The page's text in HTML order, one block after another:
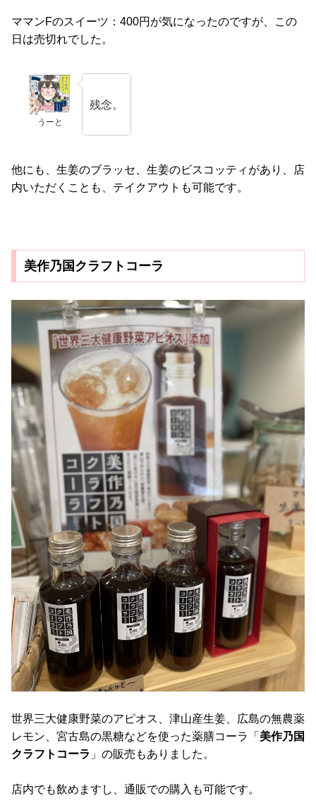
ママンFのスイーツ：400円が気になったのですが、この
日は売切れでした。
うーと
残念。
他にも、生姜のブラッセ、生姜のビスコッティがあり、店
内いただくことも、テイクアウトも可能です。
美作乃国クラフトコーラ
世界三大健康野菜のアピオス、津山産生姜、広島の無農薬
レモン、宮古島の黒糖などを使った薬膳コーラ「 美作乃国
クラフトコーラ 」の販売もありました。
店内でも飲めますし、通販での購入も可能です。